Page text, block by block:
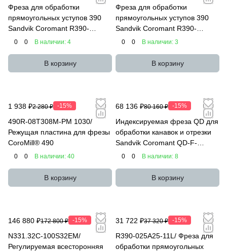
Фреза для обработки
прямоугольных уступов 390
Sandvik Coromant R390-
032A32-11M
0 0 В наличии: 4
В корзину
Фреза для обработки
прямоугольных уступов 390
Sandvik Coromant R390-
025A25-11M
0 0 В наличии: 3
В корзину
1 938 ₽2 280 ₽ -15%
490R-08T308M-PM 1030/
Режущая пластина для фрезы
CoroMill® 490
0 0 В наличии: 40
В корзину
68 136 ₽80 160 ₽ -15%
Индексируемая фреза QD для
обработки канавок и отрезки
Sandvik Coromant QD-F-
125X32-M
0 0 В наличии: 8
В корзину
146 880 ₽172 800 ₽ -15%
N331.32C-100S32EM/
Регулируемая всесторонняя
31 722 ₽37 320 ₽ -15%
R390-025A25-11L/ Фреза для
обработки прямоугольных